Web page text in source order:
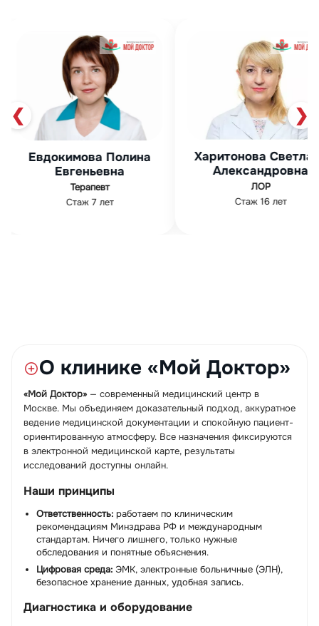
❮
Харитонова Светлана
Александровна
ЛОР
Стаж 16 лет
Мурза
Гинеколог
Стаж 19 лет
❯
О клинике «Мой Доктор»
«Мой Доктор» — современный медицинский центр в
Москве. Мы объединяем доказательный подход, аккуратное
ведение медицинской документации и спокойную пациент-
ориентированную атмосферу. Все назначения фиксируются
в электронной медицинской карте, результаты
исследований доступны онлайн.
Наши принципы
Ответственность: работаем по клиническим
рекомендациям Минздрава РФ и международным
стандартам. Ничего лишнего, только нужные
обследования и понятные объяснения.
Цифровая среда: ЭМК, электронные больничные (ЭЛН),
безопасное хранение данных, удобная запись.
Диагностика и оборудование